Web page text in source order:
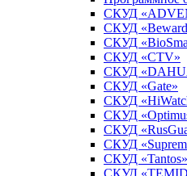
СКУД
СКУД
СКУД
СКУД «CTV»
СКУД
СКУД «Gate»
СКУД
СКУД
СКУД
СКУД
СКУД «Tantos»
СКУД